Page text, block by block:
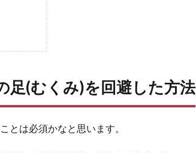
足(むくみ)を回避した方法
とは必須かなと思います。